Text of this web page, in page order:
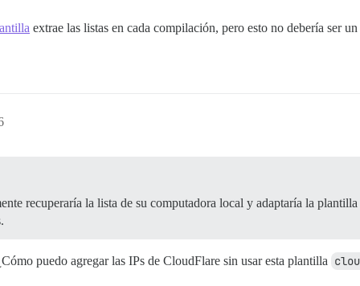
extrae las listas en cada compilación, pero esto no debería ser
recuperaría la lista de su computadora local y adaptaría la
puedo agregar las IPs de CloudFlare sin usar esta plantilla